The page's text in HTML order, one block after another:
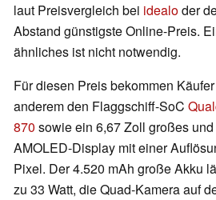
laut Preisvergleich bei idealoder
Abstand günstigste Online-Preis.
ähnliches ist nicht notwendig.
Für diesen Preis bekommen
anderem den Flaggschiff-SoC
870 sowie ein 6,67 Zoll großes
AMOLED-Display mit einer
Pixel. Der 4.520 mAh große Akku
zu 33 Watt, die Quad-Kamera auf